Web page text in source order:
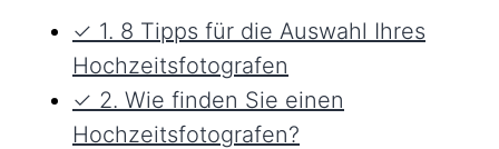
✓ 1. 8 Tipps für die Auswahl Ihres
Hochzeitsfotografen
✓ 2. Wie finden Sie einen
Hochzeitsfotografen?